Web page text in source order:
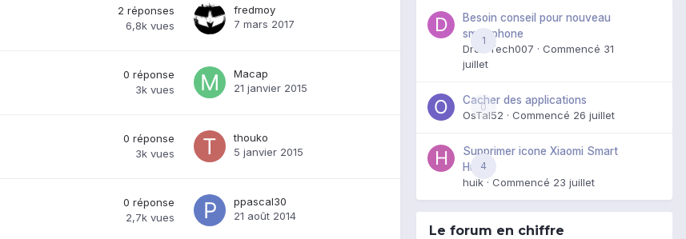
2 réponses
6,8k vues
fredmoy
7 mars 2017
0 réponse
3k vues
Macap
21 janvier 2015
0 réponse
3k vues
thouko
5 janvier 2015
0 réponse
2,7k vues
ppascal30
21 août 2014
1
Besoin conseil pour nouveau
smartphone
DroidTech007 · Commencé 31
juillet
0
Cacher des applications
OsTal52 · Commencé 26 juillet
4
Supprimer icone Xiaomi Smart
Hub
huik · Commencé 23 juillet
Le forum en chiffre